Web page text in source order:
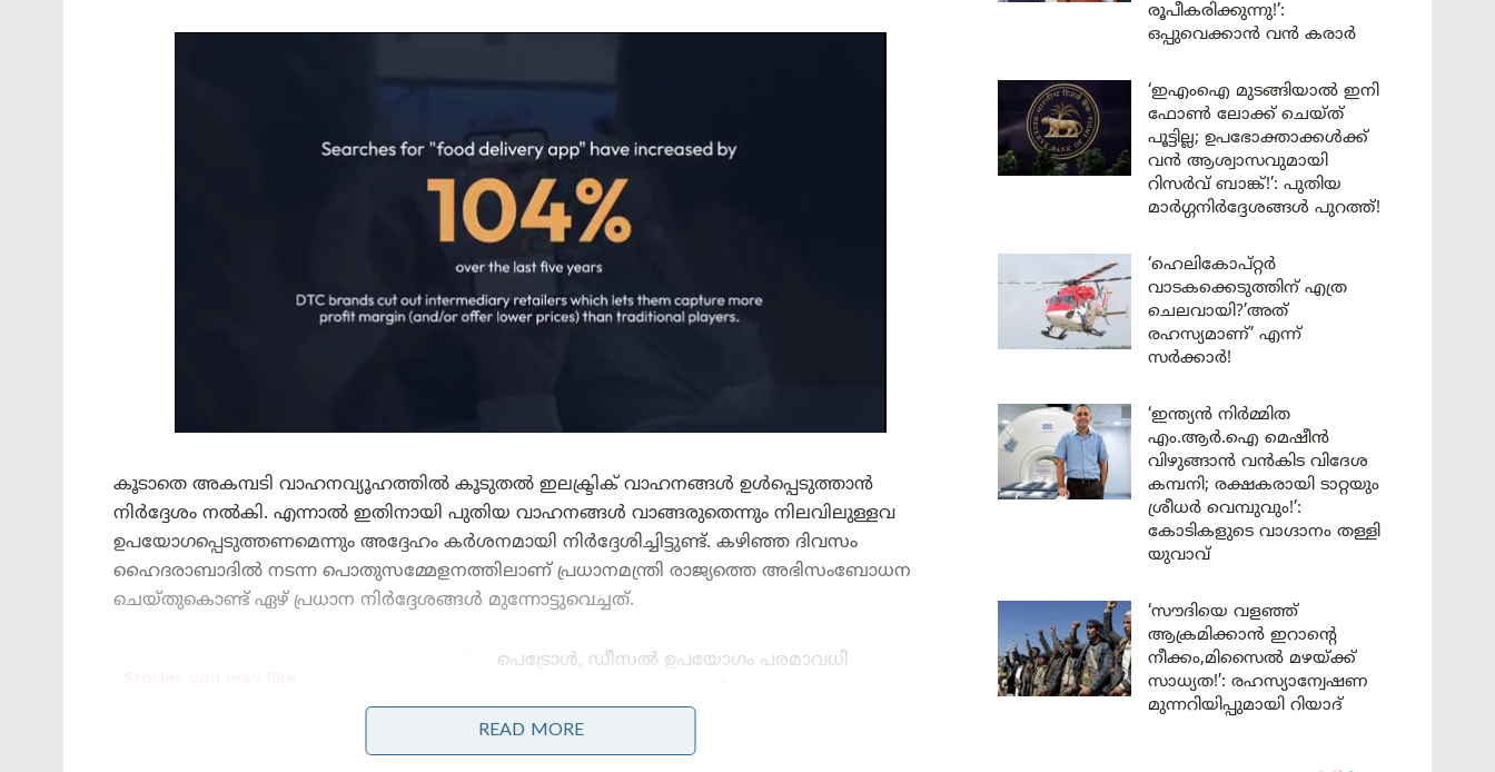
കൂടാതെ അകമ്പടി വാഹനവ്യൂഹത്തിൽ കൂടുതൽ ഇലക്ട്രിക് വാഹനങ്ങൾ ഉൾപ്പെടുത്താൻ
നിർദ്ദേശം നൽകി. എന്നാൽ ഇതിനായി പുതിയ വാഹനങ്ങൾ വാങ്ങരുതെന്നും നിലവിലുള്ളവ
ഉപയോഗപ്പെടുത്തണമെന്നും അദ്ദേഹം കർശനമായി നിർദ്ദേശിച്ചിട്ടുണ്ട്. കഴിഞ്ഞ ദിവസം
ഹൈദരാബാദിൽ നടന്ന പൊതുസമ്മേളനത്തിലാണ് പ്രധാനമന്ത്രി രാജ്യത്തെ അഭിസംബോധന
ചെയ്തുകൊണ്ട് ഏഴ് പ്രധാന നിർദ്ദേശങ്ങൾ മുന്നോട്ടുവെച്ചത്.
ഭീകരാക്രമണത്തിന് പാക് ഐ.എസ്.ഐ
പെട്രോൾ, ഡീസൽ ഉപയോഗം പരമാവധി
പൊതുഗതാഗതവും ഉപയോഗിക്കുക, വിദേശനാണ്യം
ലാഭിക്കുന്നതിനായി ഒരു വർഷത്തേക്ക് സ്വർണ്ണം
READ MORE
രൂപീകരിക്കുന്നു!’:
ഒപ്പുവെക്കാൻ വൻ കരാർ
‘ഇഎംഐ മുടങ്ങിയാൽ ഇനി
ഫോൺ ലോക്ക് ചെയ്ത്
പൂട്ടില്ല; ഉപഭോക്താക്കൾക്ക്
വൻ ആശ്വാസവുമായി
റിസർവ് ബാങ്ക്!’: പുതിയ
മാർഗ്ഗനിർദ്ദേശങ്ങൾ പുറത്ത്!
‘ഹെലികോപ്റ്റർ
വാടകക്കെടുത്തിന് എത്ര
ചെലവായി?’അത്
രഹസ്യമാണ്’ എന്ന്
സർക്കാർ!
‘ഇന്ത്യൻ നിർമ്മിത
എം.ആർ.ഐ മെഷീൻ
വിഴുങ്ങാൻ വൻകിട വിദേശ
കമ്പനി; രക്ഷകരായി ടാറ്റയും
ശ്രീധർ വെമ്പുവും!’:
കോടികളുടെ വാഗ്ദാനം തള്ളി
യുവാവ്
‘സൗദിയെ വളഞ്ഞ്
ആക്രമിക്കാൻ ഇറാന്റെ
നീക്കം,മിസൈൽ മഴയ്ക്ക്
സാധ്യത!’: രഹസ്യാന്വേഷണ
മുന്നറിയിപ്പുമായി റിയാദ്